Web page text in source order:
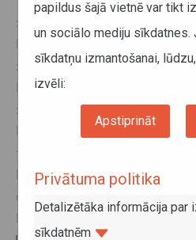
28. aprīlis 2025, 16:30
Latvijas – Azerbaidžānas
25. oktobris 2024, 12:06
Latvijas - Gruzijas Kopējās
24. oktobris 2024, 14:10
Latvijas – Kirgizstānas Kopējās
19. jūnijs 2024, 13:39
Latvijas – Uzbekistānas
08. maijs 2024, 11:23
Latvijas – Kazahstānas
papildus šajā vietnē var tikt
un sociālo mediju
sīkdatņu izmantošanai,
izvēli:
Apstiprināt
Privātuma politika
Detalizētāka informācija par
sīkdatnēm